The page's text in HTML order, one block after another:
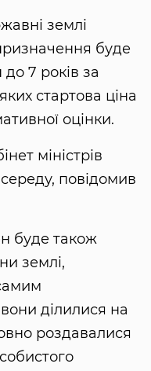
землі
буде
7 років за
стартова ціна
оцінки.
міністрів
повідомив
буде також
землі,
ділилися на
роздавалися